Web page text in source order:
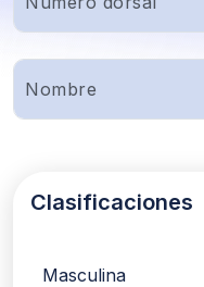
Clasificaciones
Masculina